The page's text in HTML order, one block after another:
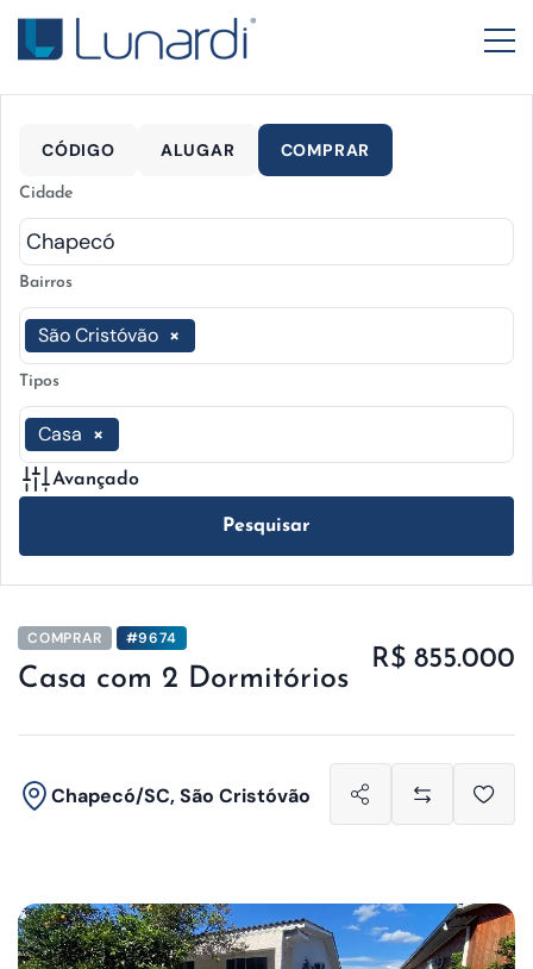
CÓDIGO ALUGAR COMPRAR
Cidade
Bairros
×
São Cristóvão
Tipos
×
Casa
Avançado
Pesquisar
COMPRAR #9674
Casa com 2 Dormitórios
R$ 855.000
Chapecó/SC, São Cristóvão